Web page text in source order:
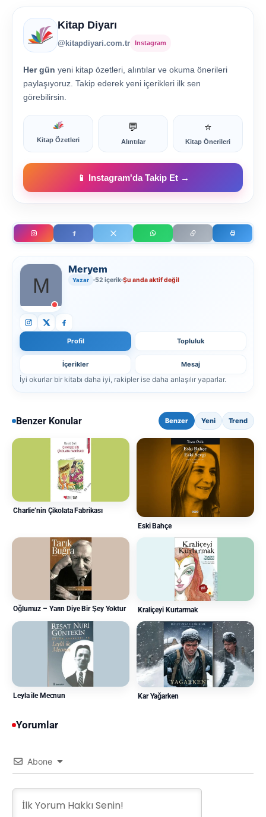
Kitap Diyarı
@kitapdiyari.com.tr Instagram
Her gün yeni kitap özetleri, alıntılar ve okuma önerileri
paylaşıyoruz. Takip ederek yeni içerikleri ilk sen
görebilirsin.
Kitap Özetleri
💬
Alıntılar
⭐
Kitap Önerileri
📱 Instagram'da Takip Et →
Meryem
Yazar 52 içerik Şu anda aktif değil
Profil Topluluk
İçerikler Mesaj
İyi okurlar bir kitabı daha iyi, rakipler ise daha anlaşılır yaparlar.
Benzer Konular Benzer Yeni Trend
Charlie’nin Çikolata Fabrikası
Eski Bahçe
Oğlumuz – Yarın Diye Bir Şey Yoktur Kraliçeyi Kurtarmak
Leyla ile Mecnun Kar Yağarken
Yorumlar
Abone